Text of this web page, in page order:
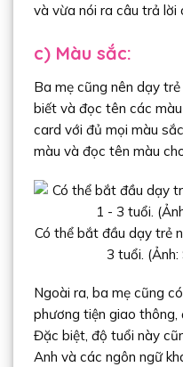
và vừa nói ra câu trả lời
c) Màu sắc:
Ba mẹ cũng nên dạy
biết và đọc tên các
card với đủ mọi màu
màu và đọc tên màu
Có thể bắt đầu dạy trẻ
3 tuổi.
Ngoài ra, ba mẹ cũng
phương tiện giao
Đặc biệt, độ tuổi này
Anh và các ngôn ngữ